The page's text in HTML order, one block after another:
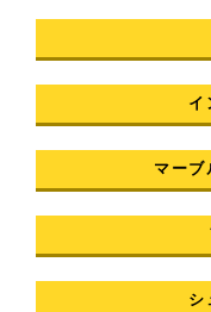
イ
マーブ
シ